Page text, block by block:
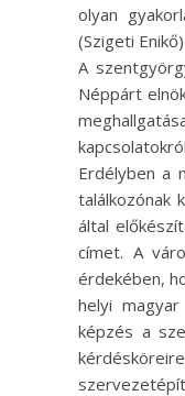
olyan
(Szigeti
A
Néppárt
Erdélyben a
találkozónak
által
címet. A
érdekében,
helyi
képzés a